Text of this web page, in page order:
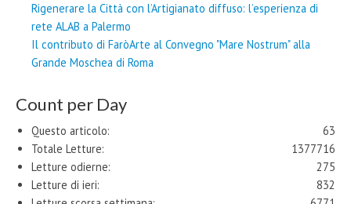
Rigenerare la Città con l’Artigianato diffuso: l’esperienza di
rete ALAB a Palermo
Il contributo di FaròArte al Convegno "Mare Nostrum" alla
Grande Moschea di Roma
Count per Day
63
Questo articolo:
1377716
Totale Letture:
275
Letture odierne:
832
Letture di ieri: